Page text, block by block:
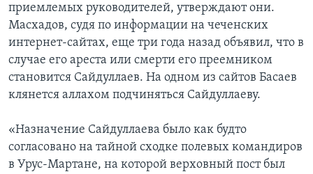
приемлемых руководителей, утверждают они.
Масхадов, судя по информации на чеченских
интернет-сайтах, еще три года назад объявил, что в
случае его ареста или смерти его преемником
становится Сайдуллаев. На одном из сайтов Басаев
клянется аллахом подчиняться Сайдуллаеву.
«Назначение Сайдуллаева было как будто
согласовано на тайной сходке полевых командиров
в Урус-Мартане, на которой верховный пост был